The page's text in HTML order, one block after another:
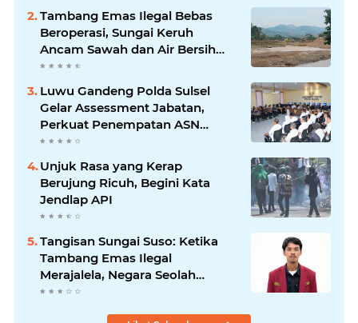
Tambang Emas Ilegal Bebas
Beroperasi, Sungai Keruh
Ancam Sawah dan Air Bersih
Warga Luwu
Luwu Gandeng Polda Sulsel
Gelar Assessment Jabatan,
Perkuat Penempatan ASN
Berbasis Kompetensi
Unjuk Rasa yang Kerap
Berujung Ricuh, Begini Kata
Jendlap API
Tangisan Sungai Suso: Ketika
Tambang Emas Ilegal
Merajalela, Negara Seolah
Memilih Diam